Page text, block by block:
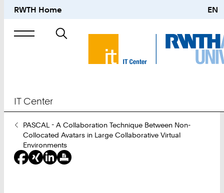
RWTH Home EN
Suche
nach
IT Center
Sie
sind
hier:
PASCAL - A Collaboration Technique Between Non-
Collocated Avatars in Large Collaborative Virtual
Environments